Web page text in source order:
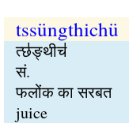
tssüngthichü
त्छ॑ङ्थीच॑
सं.
फलोंक का सरबत
juice